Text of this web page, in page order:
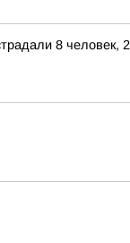
8 человек, 2